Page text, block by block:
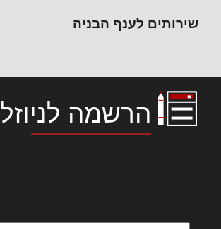
שירותים לענף הבניה
הרשמה